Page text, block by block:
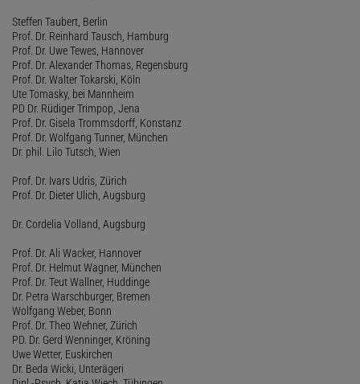
Steffen Taubert, Berlin
Prof. Dr. Reinhard Tausch, Hamburg
Prof. Dr. Uwe Tewes, Hannover
Prof. Dr. Alexander Thomas, Regensburg
Prof. Dr. Walter Tokarski, Köln
Ute Tomasky, bei Mannheim
PD Dr. Rüdiger Trimpop, Jena
Prof. Dr. Gisela Trommsdorff, Konstanz
Prof. Dr. Wolfgang Tunner, München
Dr. phil. Lilo Tutsch, Wien
Prof. Dr. Ivars Udris, Zürich
Prof. Dr. Dieter Ulich, Augsburg
Dr. Cordelia Volland, Augsburg
Prof. Dr. Ali Wacker, Hannover
Prof. Dr. Helmut Wagner, München
Prof. Dr. Teut Wallner, Huddinge
Dr. Petra Warschburger, Bremen
Wolfgang Weber, Bonn
Prof. Dr. Theo Wehner, Zürich
PD. Dr. Gerd Wenninger, Kröning
Uwe Wetter, Euskirchen
Dr. Beda Wicki, Unterägeri